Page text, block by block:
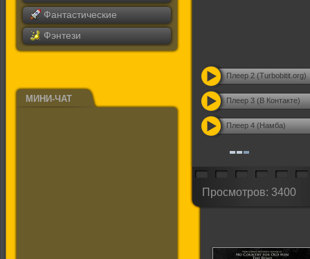
Фантастические
Фэнтези
МИНИ-ЧАТ
Плеер 2 (Turbobitit.org)
Плеер 3 (В Контакте)
Плеер 4 (Намба)
Просмотров: 3400